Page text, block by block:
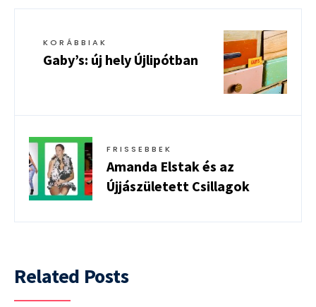
KORÁBBIAK
Gaby’s: új hely Újlipótban
FRISSEBBEK
Amanda Elstak és az
Újjászületett Csillagok
Related Posts